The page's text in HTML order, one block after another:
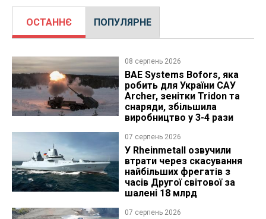
ОСТАННЄ ПОПУЛЯРНЕ
08 серпень 2026
BAE Systems Bofors, яка
робить для України САУ
Archer, зенітки Tridon та
снаряди, збільшила
виробництво у 3-4 рази
07 серпень 2026
У Rheinmetall озвучили
втрати через скасування
найбільших фрегатів з
часів Другої світової за
шалені 18 млрд
07 серпень 2026